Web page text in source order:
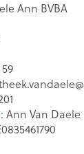
Ann BVBA
59
Ann Van Daele